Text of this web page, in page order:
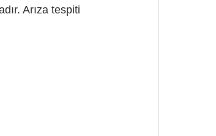
Arıza tespiti